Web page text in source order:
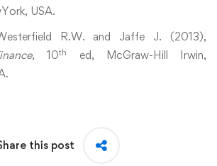
USA.
R.W. and Jaffe J. (2013),
10th
ed, McGraw-Hill Irwin,
this post